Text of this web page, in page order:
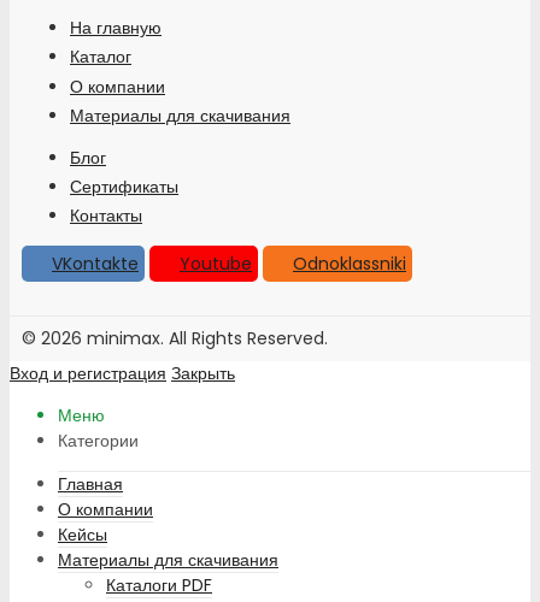
На главную
Каталог
О компании
Материалы для скачивания
Блог
Сертификаты
Контакты
VKontakte
Youtube Odnoklassniki
© 2026 minimax. All Rights Reserved.
Вход и регистрация Закрыть
Меню
Категории
Главная
О компании
Кейсы
Материалы для скачивания
Каталоги PDF